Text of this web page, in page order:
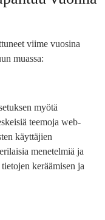
viime vuosina
muassa:
myötä
teemoja web-
käyttäjien
menetelmiä ja
keräämisen ja